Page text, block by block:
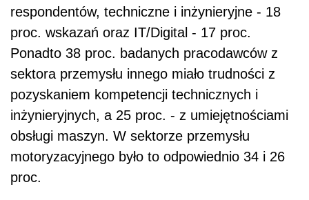
respondentów, techniczne i inżynieryjne - 18
proc. wskazań oraz IT/Digital - 17 proc.
Ponadto 38 proc. badanych pracodawców z
sektora przemysłu innego miało trudności z
pozyskaniem kompetencji technicznych i
inżynieryjnych, a 25 proc. - z umiejętnościami
obsługi maszyn. W sektorze przemysłu
motoryzacyjnego było to odpowiednio 34 i 26
proc.